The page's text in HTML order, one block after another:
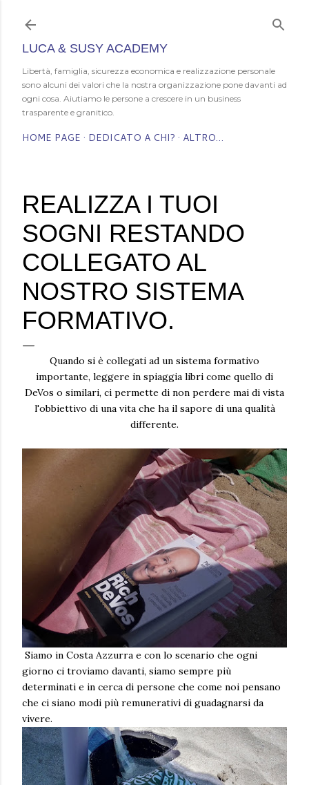
LUCA & SUSY ACADEMY
Libertà, famiglia, sicurezza economica e realizzazione personale
sono alcuni dei valori che la nostra organizzazione pone davanti ad
ogni cosa. Aiutiamo le persone a crescere in un business
trasparente e granitico.
HOME PAGE DEDICATO A CHI? ALTRO…
REALIZZA I TUOI
SOGNI RESTANDO
COLLEGATO AL
NOSTRO SISTEMA
FORMATIVO.
Quando si è collegati ad un sistema formativo
importante, leggere in spiaggia libri come quello di
DeVos o similari, ci permette di non perdere mai di vista
l'obbiettivo di una vita che ha il sapore di una qualità
differente.
Siamo in Costa Azzurra e con lo scenario che ogni
giorno ci troviamo davanti, siamo sempre più
determinati e in cerca di persone che come noi pensano
che ci siano modi più remunerativi di guadagnarsi da
vivere.